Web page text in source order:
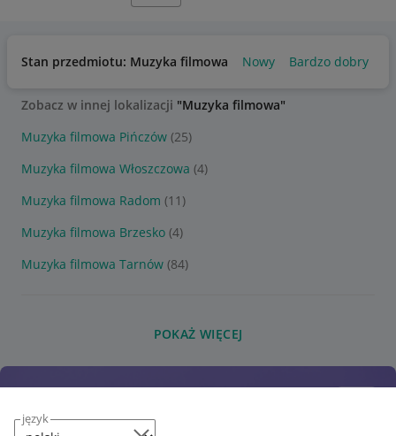
język
Stan przedmiotu: Muzyka filmowa Nowy Bardzo dobry
Zobacz w innej lokalizacji "Muzyka filmowa"
Muzyka filmowa Pińczów (25)
Muzyka filmowa Włoszczowa (4)
Muzyka filmowa Radom (11)
Muzyka filmowa Brzesko (4)
Muzyka filmowa Tarnów (84)
POKAŻ WIĘCEJ